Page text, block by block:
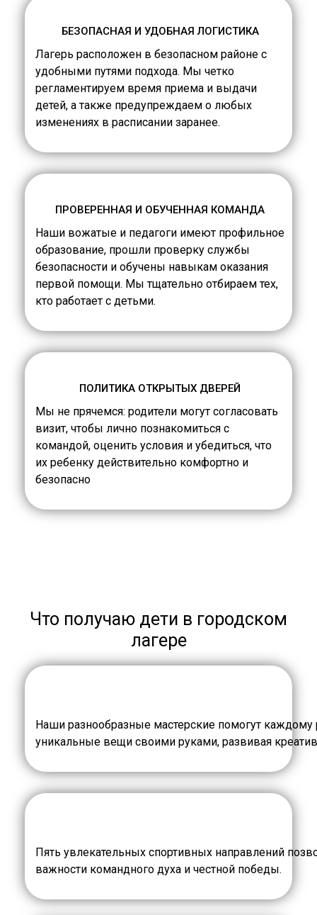
БЕЗОПАСНАЯ И УДОБНАЯ ЛОГИСТИКА
Лагерь расположен в безопасном районе с
удобными путями подхода. Мы четко
регламентируем время приема и выдачи
детей, а также предупреждаем о любых
изменениях в расписании заранее.
ПРОВЕРЕННАЯ И ОБУЧЕННАЯ КОМАНДА
Наши вожатые и педагоги имеют профильное
образование, прошли проверку службы
безопасности и обучены навыкам оказания
первой помощи. Мы тщательно отбираем тех,
кто работает с детьми.
ПОЛИТИКА ОТКРЫТЫХ ДВЕРЕЙ
Мы не прячемся: родители могут согласовать
визит, чтобы лично познакомиться с
командой, оценить условия и убедиться, что
их ребенку действительно комфортно и
безопасно
Что получаю дети в городском
лагере
Наши разнообразные мастерские помогут каждому
уникальные вещи своими руками, развивая
Пять увлекательных спортивных направлений
важности командного духа и честной победы.